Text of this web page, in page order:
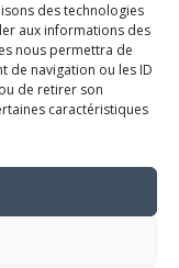
des technologies
aux informations des
nous permettra de
de navigation ou les ID
de retirer son
caractéristiques